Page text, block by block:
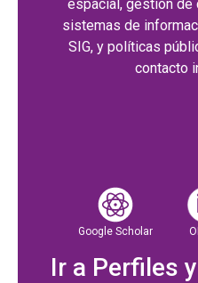
espacial, gestión
sistemas de
SIG, y políticas
contacto
Google Scholar
Ir a Perfiles